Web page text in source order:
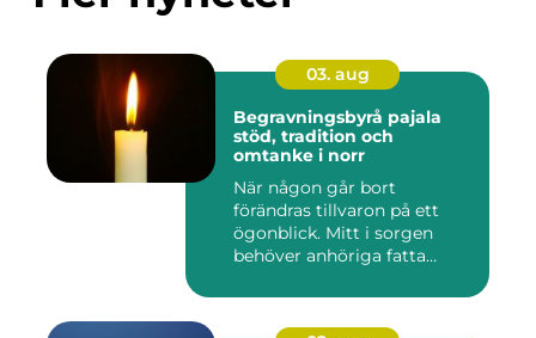
03. aug
Begravningsbyrå pajala
stöd, tradition och
omtanke i norr
När någon går bort
förändras tillvaron på ett
ögonblick. Mitt i sorgen
behöver anhöriga fatta